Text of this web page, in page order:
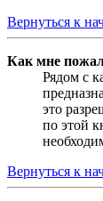
Вернуться к
Как мне
Рядом с
это
по этой
Вернуться к